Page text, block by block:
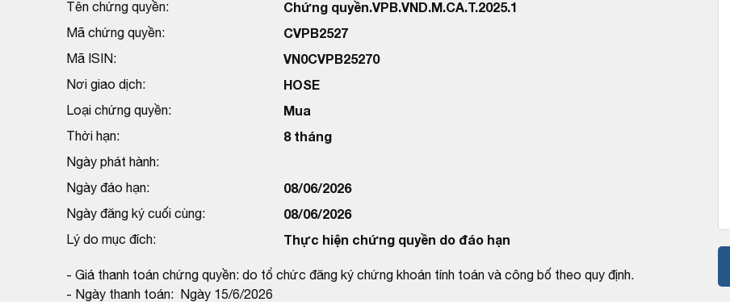
Tên chứng quyền: Chứng quyền.VPB.VND.M.CA.T.2025.1
Mã chứng quyền: CVPB2527
Mã ISIN: VN0CVPB25270
Nơi giao dịch: HOSE
Loại chứng quyền: Mua
Thời hạn: 8 tháng
Ngày phát hành:
Ngày đáo hạn:
08/06/2026
Ngày đăng ký cuối cùng: 08/06/2026
Lý do mục đích: Thực hiện chứng quyền do đáo hạn
- Giá thanh toán chứng quyền: do tổ chức đăng ký chứng khoán tính toán và công bố theo quy định.
- Ngày thanh toán: Ngày 15/6/2026